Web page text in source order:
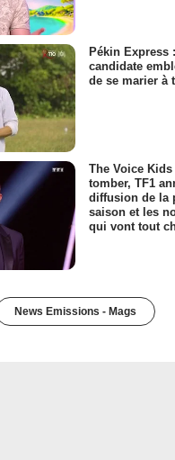
Pékin Express
candidate
de se marier à
The Voice
tomber, TF1
diffusion de la
saison et les
qui vont tout
News Emissions - Mags